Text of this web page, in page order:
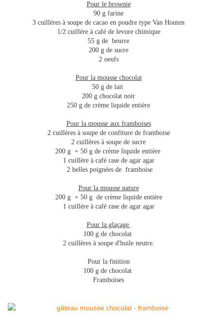
Pour le brownie
90 g farine
3 cuillères à soupe de cacao en poudre type Van Houten
1/2 cuillère à café de levure chimique
55 g de beurre
200 g de sucre
2 oeufs
Pour la mousse chocolat
50 g de lait
200 g chocolat noir
250 g de crème liquide entière
Pour la mousse aux framboises
2 cuillères à soupe de confiture de framboise
2 cuillères à soupe de sucre
200 g + 50 g de crème liquide entière
1 cuillère à café rase de agar agar
2 belles poignées de framboise
Pour la mousse nature
200 g + 50 g de crème liquide entière
1 cuillère à café rase de agar agar
Pour la glaçage
100 g de chocolat
2 cuillères à soupe d'huile neutre.
Pour la finition
100 g de chocolat
Framboises